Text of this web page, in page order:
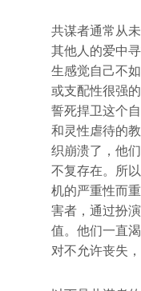
共谋者通常从
其他人的爱中
生感觉自己不
或支配性很强
誓死捍卫这个
和灵性虐待的
织崩溃了，他
不复存在。所
机的严重性而
害者，通过扮
值。他们一直
对不允许丧失